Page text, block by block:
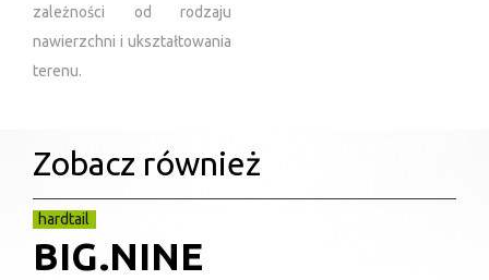
zależności od rodzaju
nawierzchni i ukształtowania
terenu.
Zobacz również
hardtail
BIG.NINE